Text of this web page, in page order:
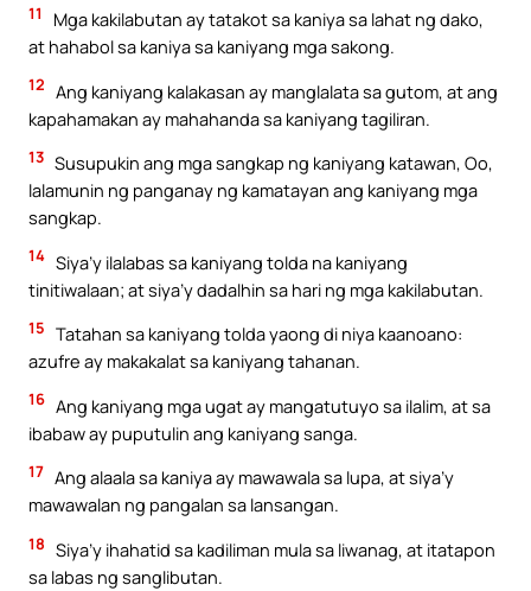
11
Mga kakilabutan ay tatakot sa kaniya sa lahat ng dako,
at hahabol sa kaniya sa kaniyang mga sakong.
12 Ang kaniyang kalakasan ay manglalata sa gutom, at ang
kapahamakan ay mahahanda sa kaniyang tagiliran.
13 Susupukin ang mga sangkap ng kaniyang katawan, Oo,
lalamunin ng panganay ng kamatayan ang kaniyang mga
sangkap.
14 Siya’y ilalabas sa kaniyang tolda na kaniyang
tinitiwalaan; at siya’y dadalhin sa hari ng mga kakilabutan.
15 Tatahan sa kaniyang tolda yaong di niya kaanoano:
azufre ay makakalat sa kaniyang tahanan.
16 Ang kaniyang mga ugat ay mangatutuyo sa ilalim, at sa
ibabaw ay puputulin ang kaniyang sanga.
17 Ang alaala sa kaniya ay mawawala sa lupa, at siya’y
mawawalan ng pangalan sa lansangan.
18 Siya’y ihahatid sa kadiliman mula sa liwanag, at itatapon
sa labas ng sanglibutan.